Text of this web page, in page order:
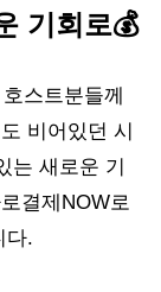
기회로💰
스트분들께
비어있던 시
는 새로운 기
결제NOW로
다.